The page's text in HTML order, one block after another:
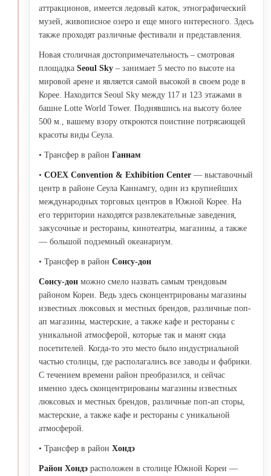
аттракционов, имеется ледовый каток, этнографический
музей, живописное озеро и еще много интересного. Здесь
также проходят различные фестивали и представления.
Новая столичная достопримечательность – смотровая
площадка Seoul Sky – занимает 5 место по высоте на
мировой арене и является самой высокой в своем роде в
Корее. Находится Seoul Sky между 117 и 123 этажами в
башне Lotte World Tower. Поднявшись на высоту более
500 м., вашему взору откроются поистине потрясающей
красоты виды Сеула.
• Трансфер в район Ганнам
• COEX Convention & Exhibition Center — выставочный
центр в районе Сеула Каннамгу, один из крупнейших
международных торговых центров в Южной Корее. На
его территории находятся развлекательные заведения,
закусочные и рестораны, кинотеатры, магазины, а также
— большой подземный океанариум.
• Трансфер в район Сонсу-дон
Сонсу-дон можно смело назвать самым трендовым
районом Кореи. Ведь здесь сконцентрированы магазины
известных люксовых и местных брендов, различные поп-
ап магазины, мастерские, а также кафе и рестораны с
уникальной атмосферой, которые так и манят сюда
посетителей. Когда-то это место было индустриальной
частью столицы, где располагались все заводы и фабрики.
С течением времени район преобразился, и сейчас
именно здесь сконцентрированы магазины известных
люксовых и местных брендов, различные поп-ап сторы,
мастерские, а также кафе и рестораны с уникальной
атмосферой.
• Трансфер в район Хондэ
Район Хондэ расположен в столице Южной Кореи —